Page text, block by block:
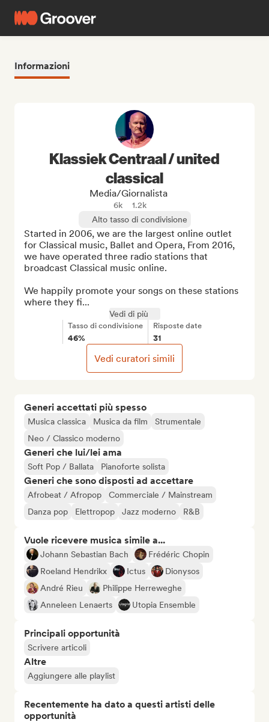
Informazioni
Generi accettati più spesso
Musica classica Musica da film
Strumentale
Neo / Classico moderno
Generi che lui/lei ama
Soft Pop / Ballata Pianoforte solista
Generi che sono disposti ad accettare
Afrobeat / Afropop
Commerciale / Mainstream
Danza pop
Elettropop Jazz moderno R&B
Vuole ricevere musica simile a...
Johann Sebastian Bach
Frédéric Chopin
Roeland Hendrikx
Ictus
Dionysos
André Rieu
Philippe Herreweghe
Anneleen Lenaerts
Utopia Ensemble
Principali opportunità
Scrivere articoli
Altre
Aggiungere alle playlist
Recentemente ha dato a questi artisti delle
opportunità
Klassiek Centraal / united
classical
Media/Giornalista
6k
1.2k
Alto tasso di condivisione
Started in 2006, we are the largest online outlet
for Classical music, Ballet and Opera, From 2016,
we have operated three radio stations that
broadcast Classical music online.
We happily promote your songs on these stations
where they fi...
Vedi di più
Tasso di condivisione
46%
Risposte date
31
Vedi curatori simili